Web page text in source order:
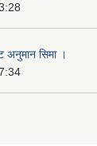
सिमा ।